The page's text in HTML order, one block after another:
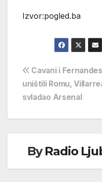
Izvor:pogled.ba
Navigacija
objava
Cavani i Fernandes
uništili Romu,
svladao Arsenal
ByRadio